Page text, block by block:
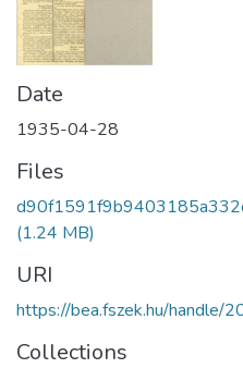
Date
1935-04-28
Files
(1.24 MB)
URI
https://bea.fszek.hu/
Collections